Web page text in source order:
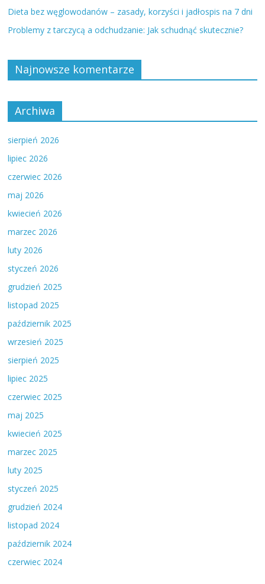
Dieta bez węglowodanów – zasady, korzyści i jadłospis na 7 dni
Problemy z tarczycą a odchudzanie: Jak schudnąć skutecznie?
Najnowsze komentarze
Archiwa
sierpień 2026
lipiec 2026
czerwiec 2026
maj 2026
kwiecień 2026
marzec 2026
luty 2026
styczeń 2026
grudzień 2025
listopad 2025
październik 2025
wrzesień 2025
sierpień 2025
lipiec 2025
czerwiec 2025
maj 2025
kwiecień 2025
marzec 2025
luty 2025
styczeń 2025
grudzień 2024
listopad 2024
październik 2024
czerwiec 2024